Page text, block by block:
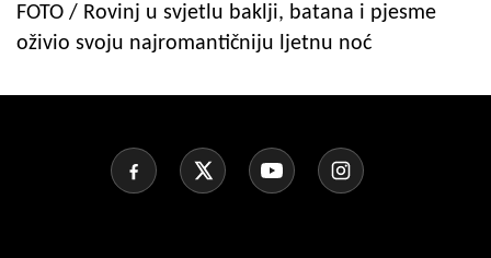
FOTO / Rovinj u svjetlu baklji, batana i pjesme
oživio svoju najromantičniju ljetnu noć